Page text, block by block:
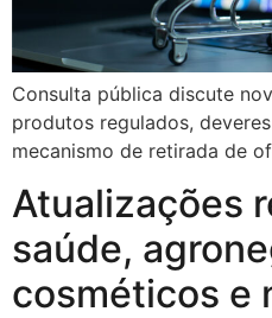
Consulta pública discute
produtos regulados,
mecanismo de retirada de
Atualizações
saúde,
cosméticos e